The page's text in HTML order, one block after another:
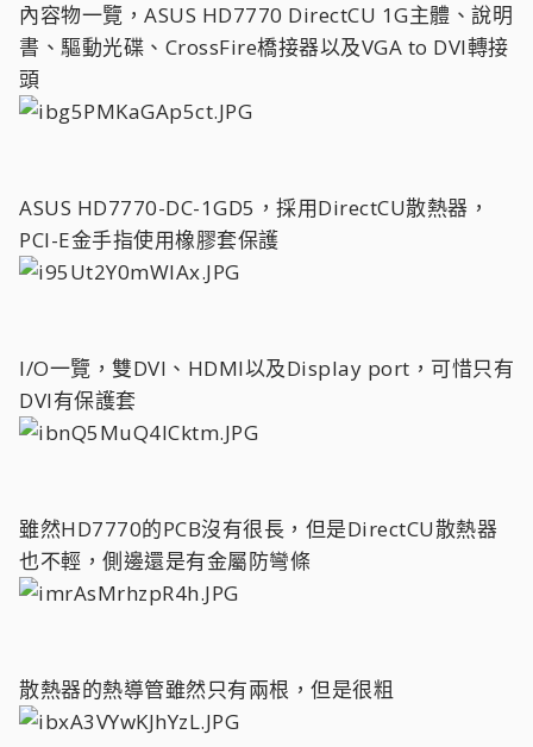
內容物一覽，ASUS HD7770 DirectCU 1G主體、說明
書、驅動光碟、CrossFire橋接器以及VGA to DVI轉接
頭
ASUS HD7770-DC-1GD5，採用DirectCU散熱器，
PCI-E金手指使用橡膠套保護
I/O一覽，雙DVI、HDMI以及Display port，可惜只有
DVI有保護套
雖然HD7770的PCB沒有很長，但是DirectCU散熱器
也不輕，側邊還是有金屬防彎條
散熱器的熱導管雖然只有兩根，但是很粗